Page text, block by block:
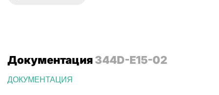
Документация 344D-E15-02
ДОКУМЕНТАЦИЯ